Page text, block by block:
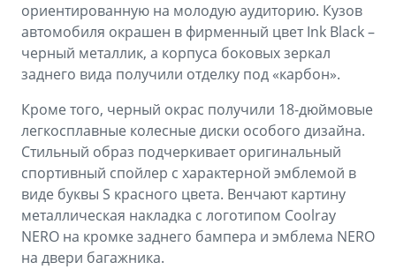
от 3 079 990 ₽* от 3 769 990 ₽*
Автокредит
Расчет КАСКО
GEELY Лизинг
Помощь на дорогах
Гарантия Geely
Вопросы и ответы
ориентированную на молодую аудиторию. Кузов
автомобиля окрашен в фирменный цвет Ink Black –
черный металлик, а корпуса боковых зеркал
заднего вида получили отделку под «карбон».
Кроме того, черный окрас получили 18-дюймовые
легкосплавные колесные диски особого дизайна.
Стильный образ подчеркивает оригинальный
спортивный спойлер с характерной эмблемой в
виде буквы S красного цвета. Венчают картину
металлическая накладка с логотипом Coolray
NERO на кромке заднего бампера и эмблема NERO
на двери багажника.